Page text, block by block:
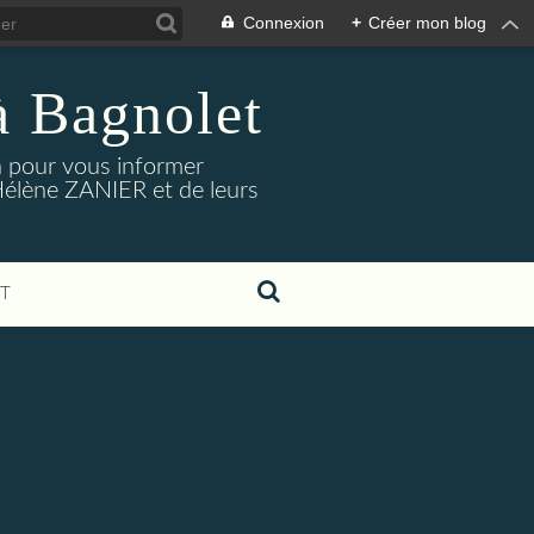
Connexion + Créer mon blog
Bagnolet
pour vous informer
ZANIER et de leurs